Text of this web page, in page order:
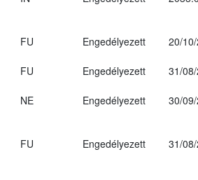
FU Engedélyezett
20/
FU Engedélyezett
31/
NE Engedélyezett
30/
FU Engedélyezett 31/